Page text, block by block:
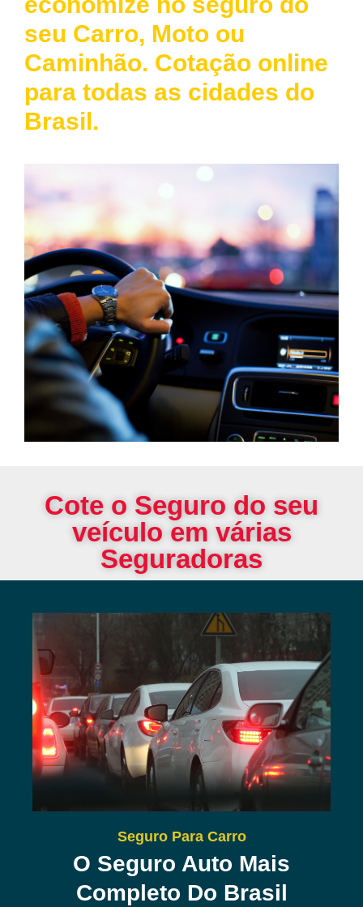
seu Carro, Moto ou
Caminhão. Cotação online
para todas as cidades do
Brasil.
Cote o Seguro do seu
veículo em várias
Seguradoras
Seguro Para Carro
O Seguro Auto Mais
Completo Do Brasil